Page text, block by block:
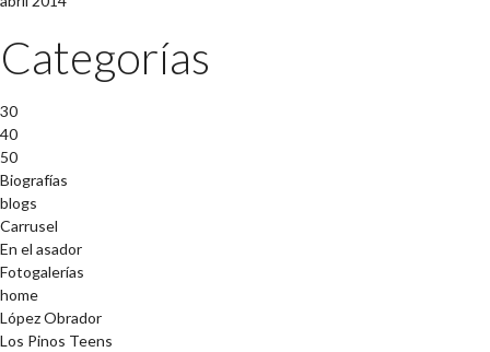
Categorías
30
40
50
Biografías
blogs
Carrusel
En el asador
Fotogalerías
home
López Obrador
Los Pinos Teens